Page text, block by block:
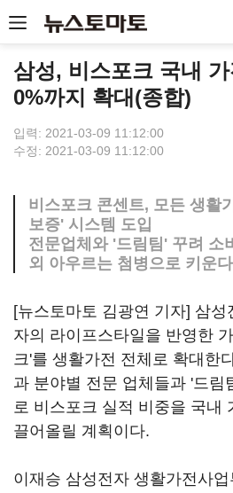
삼성, 비스포크 국내
0%까지 확대(종합)
입력: 2021-03-09 11:12:00
수정: 2021-03-09 11:12:00
비스포크 콘센트, 모든 생활
보증' 시스템 도입
전문업체와 '드림팀' 꾸려 소
외 아우르는 첨병으로 키운다
[뉴스토마토 김광연 기자] 삼성
자의 라이프스타일을 반영한
크'를 생활가전 전체로 확대한
과 분야별 전문 업체들과 '드림
로 비스포크 실적 비중을 국내
끌어올릴 계획이다.
이재승 삼성전자 생활가전사